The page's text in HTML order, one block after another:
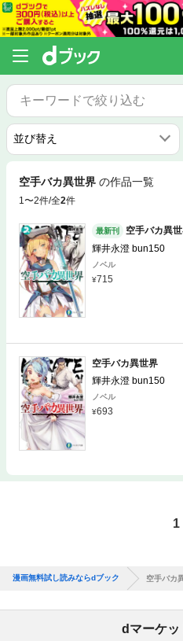
空手バカ異世界 の作品一覧
1〜2件/全2件
最新刊
空手バカ異
輝井永澄 bun150
ノベル
715
空手バカ異世界
輝井永澄 bun150
ノベル
693
1
漫画無料試し読みならdブック 空手バカ
dマーケッ